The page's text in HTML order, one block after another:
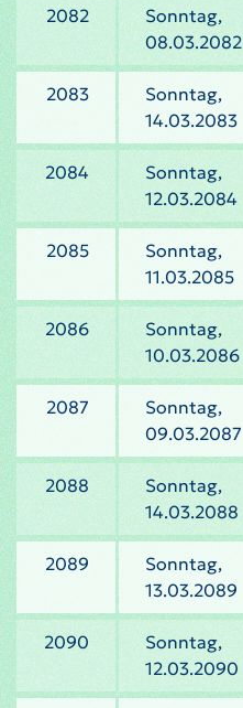
2082
Sonntag,
08.03.2082
2083
Sonntag,
14.03.2083
2084
Sonntag,
12.03.2084
2085
Sonntag,
11.03.2085
2086
Sonntag,
10.03.2086
2087
Sonntag,
09.03.2087
2088
Sonntag,
14.03.2088
2089
Sonntag,
13.03.2089
2090
Sonntag,
12.03.2090